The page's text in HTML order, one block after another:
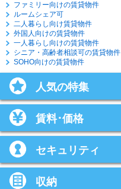
ファミリー向けの賃貸物件
ルームシェア可
二人暮らし向け賃貸物件
外国人向けの賃貸物件
一人暮らし向けの賃貸物件
シニア・高齢者相談可の賃貸物件
SOHO向けの賃貸物件
人気の特集
賃料･価格
セキュリティ
収納